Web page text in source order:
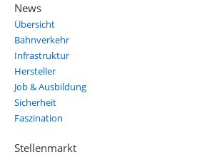
News
Übersicht
Bahnverkehr
Infrastruktur
Hersteller
Job & Ausbildung
Sicherheit
Faszination
Stellenmarkt